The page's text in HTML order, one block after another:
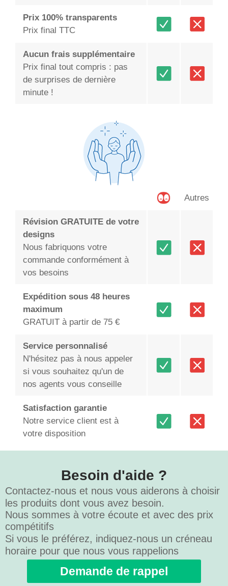
Prix 100% transparents
Prix final TTC
Aucun frais supplémentaire
Prix final tout compris : pas
de surprises de dernière
minute !
Autres
Révision GRATUITE de votre
designs
Nous fabriquons votre
commande conformément à
vos besoins
Expédition sous 48 heures
maximum
GRATUIT à partir de 75 €
Service personnalisé
N'hésitez pas à nous appeler
si vous souhaitez qu'un de
nos agents vous conseille
Satisfaction garantie
Notre service client est à
votre disposition
Besoin d'aide ?
Contactez-nous et nous vous aiderons à choisir
les produits dont vous avez besoin.
Nous sommes à votre écoute et avec des prix
compétitifs
Si vous le préférez, indiquez-nous un créneau
horaire pour que nous vous rappelions
Demande de rappel